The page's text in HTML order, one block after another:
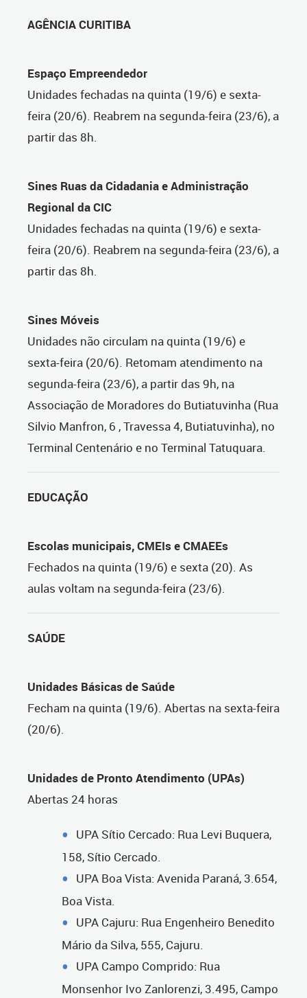
AGÊNCIA CURITIBA
Espaço Empreendedor
Unidades fechadas na quinta (19/6) e sexta-
feira (20/6). Reabrem na segunda-feira (23/6), a
partir das 8h.
Sines Ruas da Cidadania e Administração
Regional da CIC
Unidades fechadas na quinta (19/6) e sexta-
feira (20/6). Reabrem na segunda-feira (23/6), a
partir das 8h.
Sines Móveis
Unidades não circulam na quinta (19/6) e
sexta-feira (20/6). Retomam atendimento na
segunda-feira (23/6), a partir das 9h, na
Associação de Moradores do Butiatuvinha (Rua
Silvio Manfron, 6 , Travessa 4, Butiatuvinha), no
Terminal Centenário e no Terminal Tatuquara.
EDUCAÇÃO
Escolas municipais, CMEIs e CMAEEs
Fechados na quinta (19/6) e sexta (20). As
aulas voltam na segunda-feira (23/6).
SAÚDE
Unidades Básicas de Saúde
Fecham na quinta (19/6). Abertas na sexta-feira
(20/6).
Unidades de Pronto Atendimento (UPAs)
Abertas 24 horas
UPA Sítio Cercado: Rua Levi Buquera,
158, Sítio Cercado.
UPA Boa Vista: Avenida Paraná, 3.654,
Boa Vista.
UPA Cajuru: Rua Engenheiro Benedito
Mário da Silva, 555, Cajuru.
UPA Campo Comprido: Rua
Monsenhor Ivo Zanlorenzi, 3.495, Campo